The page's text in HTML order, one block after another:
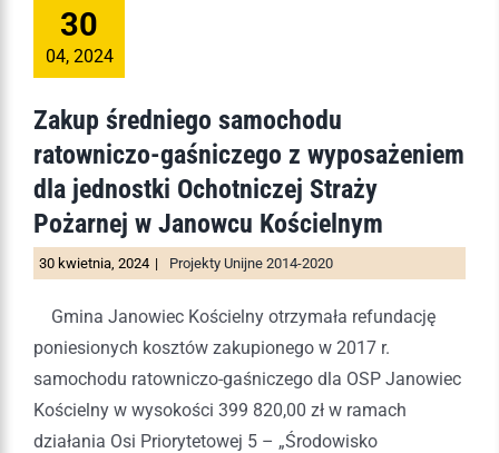
30
04, 2024
Zakup średniego samochodu
ratowniczo-gaśniczego z wyposażeniem
dla jednostki Ochotniczej Straży
Pożarnej w Janowcu Kościelnym
30 kwietnia, 2024 | Projekty Unijne 2014-2020
Gmina Janowiec Kościelny otrzymała refundację
poniesionych kosztów zakupionego w 2017 r.
samochodu ratowniczo-gaśniczego dla OSP Janowiec
Kościelny w wysokości 399 820,00 zł w ramach
działania Osi Priorytetowej 5 – „Środowisko